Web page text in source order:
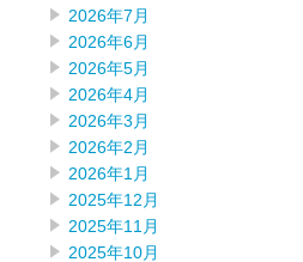
2026年7月
2026年6月
2026年5月
2026年4月
2026年3月
2026年2月
2026年1月
2025年12月
2025年11月
2025年10月